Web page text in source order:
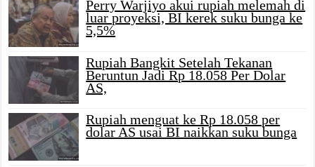
Perry Warjiyo akui rupiah melemah di
luar proyeksi, BI kerek suku bunga ke
5,5%
Rupiah Bangkit Setelah Tekanan
Beruntun Jadi Rp 18.058 Per Dolar
AS,
Rupiah menguat ke Rp 18.058 per
dolar AS usai BI naikkan suku bunga